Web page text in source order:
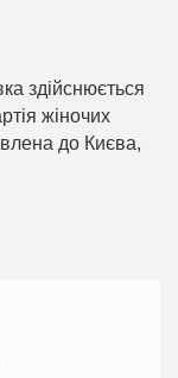
здійснюється
жіночих
​​до Києва,